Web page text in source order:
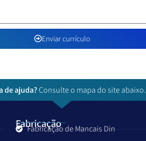
Enviar currículo
de ajuda?Consulte o mapa do site abaixo.
Fabricação
Fabricação de Mancais Din